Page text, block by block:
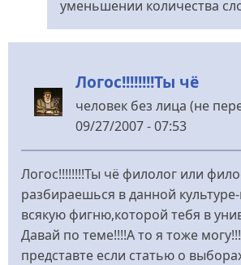
Mr.
уменьшении количества
Логос!!!!!!!!Ты чё
человек без лица (не
09/27/2007 - 07:53
Логос!!!!!!!!Ты чё филолог или
разбираешься в данной
всякую фигню,которой тебя в
Давай по теме!!!!А то я тоже
представте если статью о